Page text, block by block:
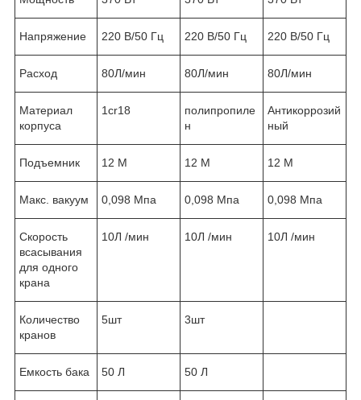
Напряжение 220 В/50 Гц 220 В/50 Гц 220 В/50 Гц
Расход 80Л/мин 80Л/мин 80Л/мин
Материал
корпуса
1cr18
полипропиле
н
Антикоррозий
ный
Подъемник 12 М 12 М 12 М
Макс. вакуум 0,098 Мпа 0,098 Мпа 0,098 Мпа
Скорость
всасывания
для одного
крана
10Л /мин 10Л /мин 10Л /мин
Количество
кранов
5шт 3шт
Емкость бака 50 Л 50 Л